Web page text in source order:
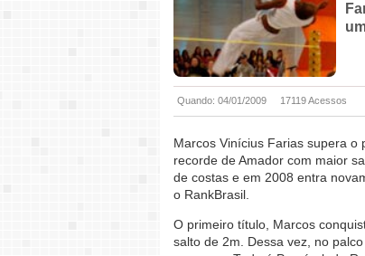
Quando: 04/01/2009 17119 Acessos
Marcos Vinícius Farias supera o
recorde de Amador com maior
de costas e em 2008 entra
o RankBrasil.
O primeiro título, Marcos
salto de 2m. Dessa vez, no